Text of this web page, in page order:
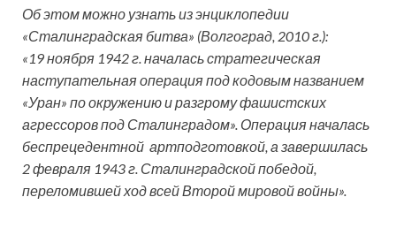
Об этом можно узнать из энциклопедии
«Сталинградская битва» (Волгоград, 2010 г.):
«19 ноября 1942 г. началась стратегическая
наступательная операция под кодовым названием
«Уран» по окружению и разгрому фашистских
агрессоров под Сталинградом». Операция началась
беспрецедентной артподготовкой, а завершилась
2 февраля 1943 г. Сталинградской победой,
переломившей ход всей Второй мировой войны».